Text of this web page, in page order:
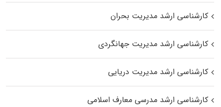
کارشناسی ارشد مدیریت بحران
کارشناسی ارشد مدیریت جهانگردی
کارشناسی ارشد مدیریت دریایی
کارشناسی ارشد مدرسی معارف اسلامی